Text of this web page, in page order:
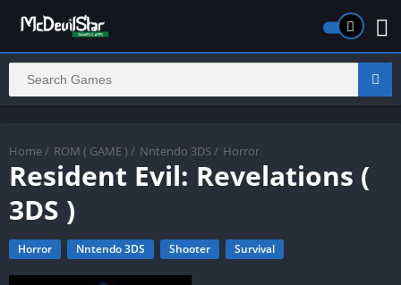
Home / ROM ( GAME ) / Nntendo 3DS / Horror
Resident Evil: Revelations (
3DS )
Horror Nntendo 3DS Shooter Survival